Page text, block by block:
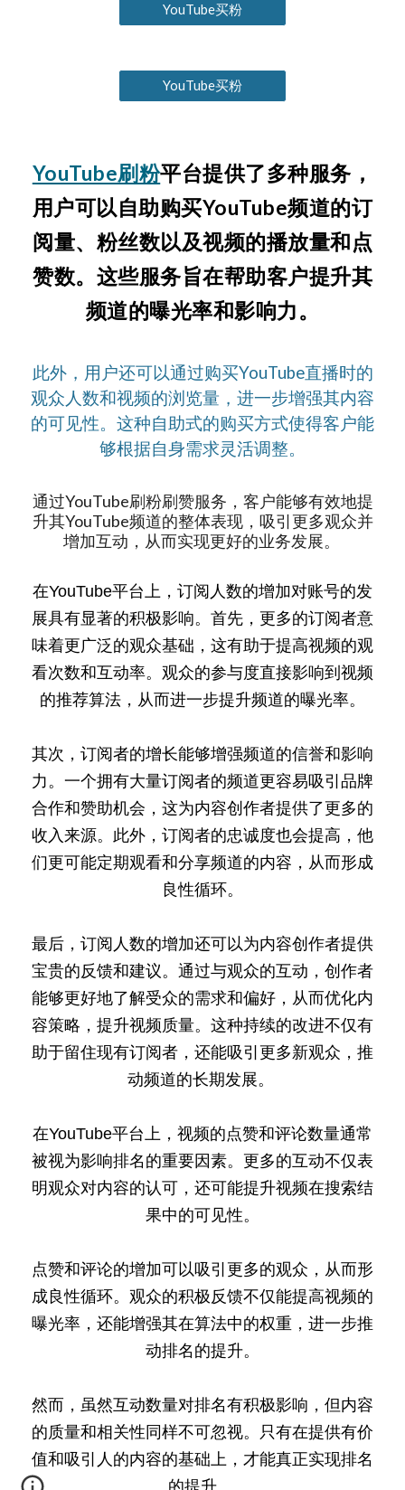
YouTube买粉
YouTube买粉
YouTube刷粉平台提供了多种服务，
用户可以自助购买YouTube频道的订
阅量、粉丝数以及视频的播放量和点
赞数。这些服务旨在帮助客户提升其
频道的曝光率和影响力。
此外，用户还可以通过购买YouTube直播时的
观众人数和视频的浏览量，进一步增强其内容
的可见性。这种自助式的购买方式使得客户能
够根据自身需求灵活调整。
通过YouTube刷粉刷赞服务，客户能够有效地提
升其YouTube频道的整体表现，吸引更多观众并
增加互动，从而实现更好的业务发展。
在YouTube平台上，订阅人数的增加对账号的发
展具有显著的积极影响。首先，更多的订阅者意
味着更广泛的观众基础，这有助于提高视频的观
看次数和互动率。观众的参与度直接影响到视频
的推荐算法，从而进一步提升频道的曝光率。
其次，订阅者的增长能够增强频道的信誉和影响
力。一个拥有大量订阅者的频道更容易吸引品牌
合作和赞助机会，这为内容创作者提供了更多的
收入来源。此外，订阅者的忠诚度也会提高，他
们更可能定期观看和分享频道的内容，从而形成
良性循环。
最后，订阅人数的增加还可以为内容创作者提供
宝贵的反馈和建议。通过与观众的互动，创作者
能够更好地了解受众的需求和偏好，从而优化内
容策略，提升视频质量。这种持续的改进不仅有
助于留住现有订阅者，还能吸引更多新观众，推
动频道的长期发展。
在YouTube平台上，视频的点赞和评论数量通常
被视为影响排名的重要因素。更多的互动不仅表
明观众对内容的认可，还可能提升视频在搜索结
果中的可见性。
点赞和评论的增加可以吸引更多的观众，从而形
成良性循环。观众的积极反馈不仅能提高视频的
曝光率，还能增强其在算法中的权重，进一步推
动排名的提升。
然而，虽然互动数量对排名有积极影响，但内容
的质量和相关性同样不可忽视。只有在提供有价
值和吸引人的内容的基础上，才能真正实现排名
的提升。